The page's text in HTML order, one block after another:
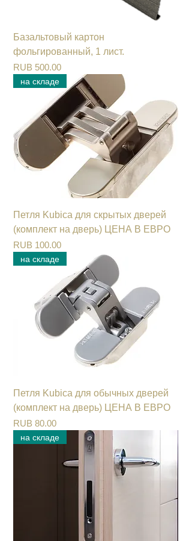
Базальтовый картон
фольгированный, 1 лист.
Цена
RUB 500.00
на складе
Петля Kubica для скрытых дверей
(комплект на дверь) ЦЕНА В ЕВРО
Цена
RUB 100.00
на складе
Петля Kubica для обычных дверей
(комплект на дверь) ЦЕНА В ЕВРО
Цена
RUB 80.00
на складе